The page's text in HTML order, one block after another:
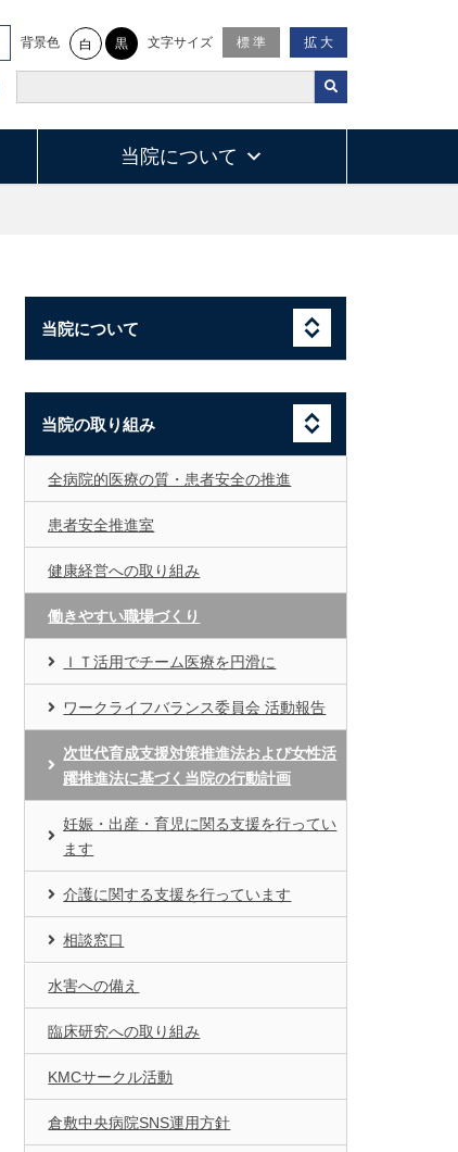
背景色 白 黒 文字サイズ 標 準 拡 大
当院について
当院について
当院の取り組み
全病院的医療の質・患者安全の推進
患者安全推進室
健康経営への取り組み
働きやすい職場づくり
ＩＴ活用でチーム医療を円滑に
ワークライフバランス委員会 活動報告
次世代育成支援対策推進法および女性活
躍推進法に基づく当院の行動計画
妊娠・出産・育児に関る支援を行ってい
ます
介護に関する支援を行っています
相談窓口
水害への備え
臨床研究への取り組み
KMCサークル活動
倉敷中央病院SNS運用方針